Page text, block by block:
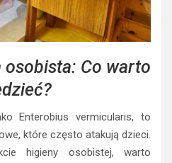
osobista: Co warto
Enterobius vermicularis, to
które często atakują dzieci.
higieny osobistej, warto